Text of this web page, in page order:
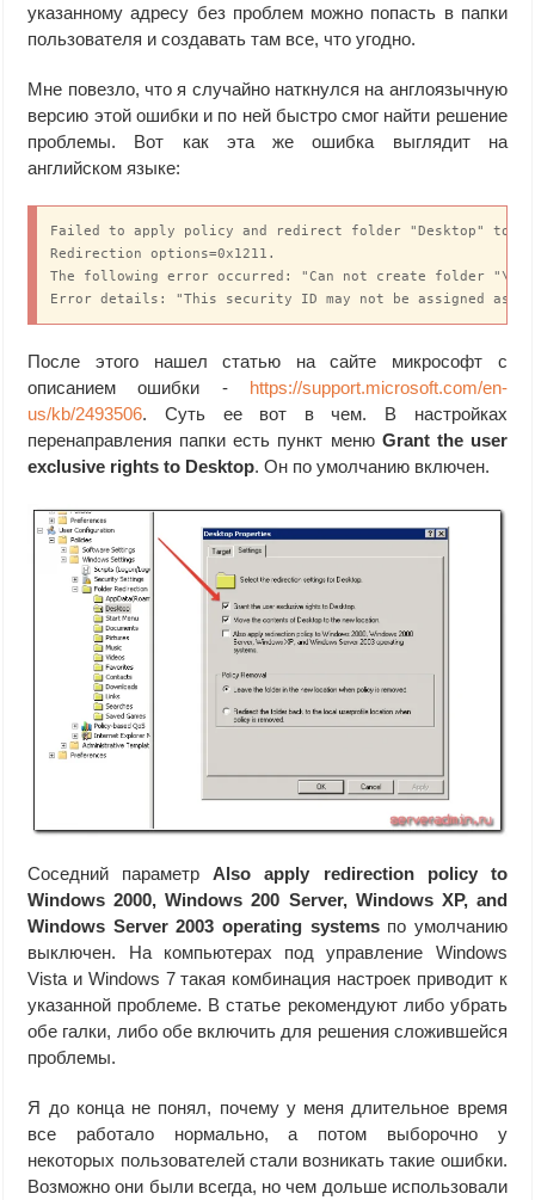
указанному адресу без проблем можно попасть в папки
пользователя и создавать там все, что угодно.
Мне повезло, что я случайно наткнулся на англоязычную
версию этой ошибки и по ней быстро смог найти решение
проблемы. Вот как эта же ошибка выглядит на
английском языке:
Failed to apply policy and redirect folder "Desktop" to
Redirection options=0x1211.
The following error occurred: "Can not create folder
Error details: "This security ID may not be assigned as
После этого нашел статью на сайте микрософт с
описанием ошибки - https://support.microsoft.com/en-
us/kb/2493506. Суть ее вот в чем. В настройках
перенаправления папки есть пункт меню Grant the user
exclusive rights to Desktop. Он по умолчанию включен.
Соседний параметрAlso apply redirection policy to
Windows 2000, Windows 200 Server, Windows XP, and
Windows Server 2003 operating systemsпо умолчанию
выключен. На компьютерах под управление Windows
Vista и Windows 7 такая комбинация настроек приводит к
указанной проблеме. В статье рекомендуют либо убрать
обе галки, либо обе включить для решения сложившейся
проблемы.
Я до конца не понял, почему у меня длительное время
все работало нормально, а потом выборочно у
некоторых пользователей стали возникать такие ошибки.
Возможно они были всегда, но чем дольше использовали